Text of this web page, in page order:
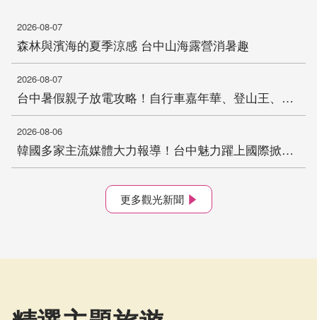
2026-08-07
森林與濱海的夏季涼感 台中山海露營消暑趣
2026-08-07
台中暑假親子放電攻略！自行車嘉年華、登山王、熱氣球、熱門電影接力登場 一路玩到8月底
2026-08-06
韓國多家主流媒體大力報導！台中魅力躍上國際掀話題
更多觀光新聞